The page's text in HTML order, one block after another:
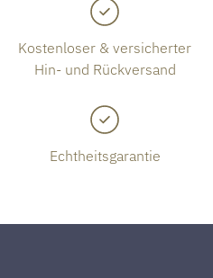
Kostenloser & versicherter
Hin- und Rückversand
Echtheitsgarantie